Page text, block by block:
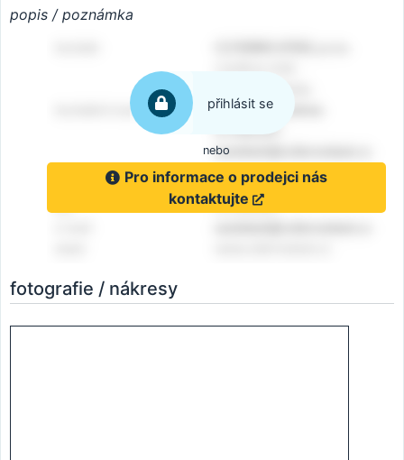
popis / poznámka
přihlásit se
nebo
Pro informace o prodejci nás
kontaktujte
fotografie / nákresy